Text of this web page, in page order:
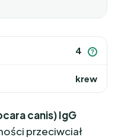
4 ?
krew
canis) IgG
przeciwciał